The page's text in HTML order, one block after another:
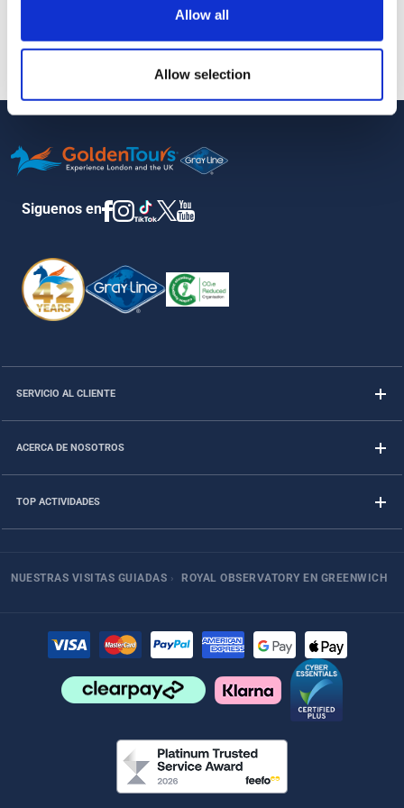
Allow all
Allow selection
Se puede solicitar una tarjeta de estudiante válida a la llegada si
se ha comprado un boleto de estudiante.
Siguenos en
SERVICIO AL CLIENTE
ACERCA DE NOSOTROS
TOP ACTIVIDADES
NUESTRAS VISITAS GUIADAS › ROYAL OBSERVATORY EN GREENWICH